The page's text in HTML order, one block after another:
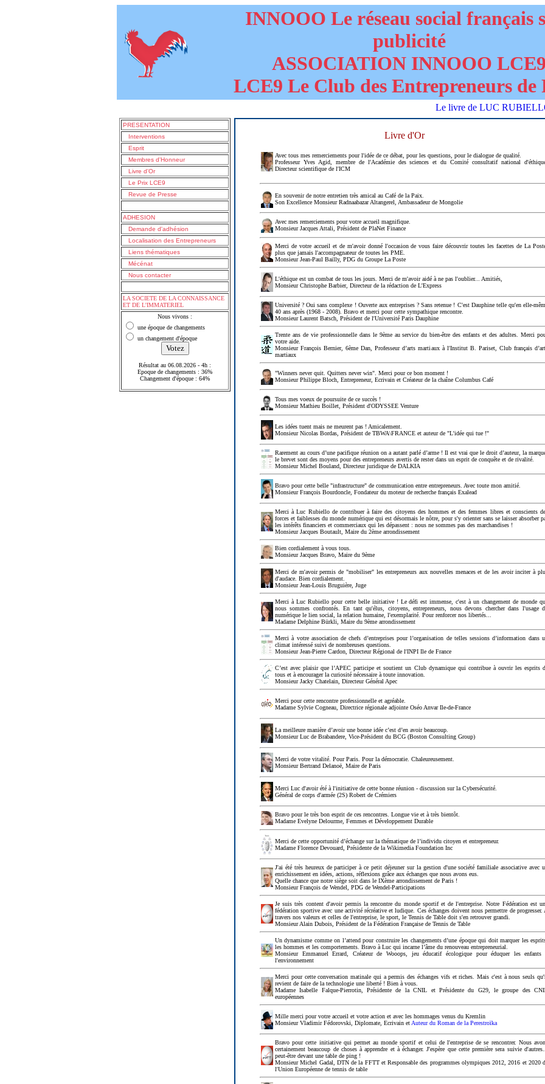
INNOOO Le réseau social français
publicité
ASSOCIATION INNOOO LCE9
LCE9 Le Club des Entrepreneurs de
Le livre de LUC RUBIELLO
PRESENTATION
Interventions
Esprit
Membres d'Honneur
Livre d'Or
Le Prix LCE9
Revue de Presse
ADHESION
Demande d'adhésion
Localisation des Entrepreneurs
Liens thématiques
Mécénat
Nous contacter
LA SOCIETE DE LA CONNAISSANCE
ET DE L'IMMATERIEL
Nous vivons :
une époque de changements
un changement d'époque
Résultat au 06.08.2026 - 4h :
Epoque de changements : 36%
Changement d'époque : 64%
Livre d'Or
Avec tous mes remerciements pour l'idée de ce débat, pour les questions, pour le dialogue de qualité.
Professeur Yves Agid, membre de l'Académie des sciences et du Comité consultatif national
Directeur scientifique de l'ICM
En souvenir de notre entretien très amical au Café de la Paix.
Son Excellence Monsieur Radnaabazar Altangerel, Ambassadeur de Mongolie
Avec mes remerciements pour votre accueil magnifique.
Monsieur Jacques Attali, Président de PlaNet Finance
Merci de votre accueil et de m'avoir donné l'occasion de vous faire découvrir toutes les facettes de La
plus que jamais l'accompagnateur de toutes les PME.
Monsieur Jean-Paul Bailly, PDG du Groupe La Poste
L'éthique est un combat de tous les jours. Merci de m'avoir aidé à ne pas l'oublier... Amitiés,
Monsieur Christophe Barbier, Directeur de la rédaction de L'Express
Université ? Oui sans complexe ! Ouverte aux entreprises ? Sans retenue ! C'est Dauphine telle qu'en elle-
40 ans après (1968 - 2008). Bravo et merci pour cette sympathique rencontre.
Monsieur Laurent Batsch, Président de l'Université Paris Dauphine
Trente ans de vie professionnelle dans le 9ème au service du bien-être des enfants et des adultes. Merci
votre aide.
Monsieur François Bernier, 6ème Dan, Professeur d’arts martiaux à l'Institut B. Pariset, Club français
martiaux
"Winners never quit. Quitters never win". Merci pour ce bon moment !
Monsieur Philippe Bloch, Entrepreneur, Ecrivain et Créateur de la chaîne Columbus Café
Tous mes voeux de poursuite de ce succès !
Monsieur Mathieu Boillet, Président d'ODYSSEE Venture
Les idées tuent mais ne meurent pas ! Amicalement.
Monsieur Nicolas Bordas, Président de TBWA\FRANCE et auteur de "L'idée qui tue !"
Rarement au cours d’une pacifique réunion on a autant parlé d’arme ! Il est vrai que le droit d’auteur, la
le brevet sont des moyens pour des entrepreneurs avertis de rester dans un esprit de conquête et de rivalité.
Monsieur Michel Bouland, Directeur juridique de DALKIA
Bravo pour cette belle "infrastructure" de communication entre entrepreneurs. Avec toute mon amitié.
Monsieur François Bourdoncle, Fondateur du moteur de recherche français Exalead
Merci à Luc Rubiello de contribuer à faire des citoyens des hommes et des femmes libres et conscients
forces et faiblesses du monde numérique qui est désormais le nôtre, pour s'y orienter sans se laisser absorber
les intérêts financiers et commerciaux qui les dépassent : nous ne sommes pas des marchandises !
Monsieur Jacques Boutault, Maire du 2ème arrondissement
Bien cordialement à vous tous.
Monsieur Jacques Bravo, Maire du 9ème
Merci de m'avoir permis de "mobiliser" les entrepreneurs aux nouvelles menaces et de les avoir inciter à
d'audace. Bien cordialement.
Monsieur Jean-Louis Bruguière, Juge
Merci à Luc Rubiello pour cette belle initiative ! Le défi est immense, c'est à un changement de monde
nous sommes confrontés. En tant qu'élus, citoyens, entrepreneurs, nous devons chercher dans l'usage
numérique le lien social, la relation humaine, l'exemplarité. Pour renforcer nos libertés...
Madame Delphine Bürkli, Maire du 9ème arrondissement
Merci à votre association de chefs d’entreprises pour l’organisation de telles sessions d’information dans
climat intéressé suivi de nombreuses questions.
Monsieur Jean-Pierre Cardon, Directeur Régional de l'INPI Ile de France
C’est avec plaisir que l’APEC participe et soutient un Club dynamique qui contribue à ouvrir les esprits
tous et à encourager la curiosité nécessaire à toute innovation.
Monsieur Jacky Chatelain, Directeur Général Apec
Merci pour cette rencontre professionnelle et agréable.
Madame Sylvie Cogneau, Directrice régionale adjointe Oséo Anvar Ile-de-France
La meilleure manière d’avoir une bonne idée c’est d’en avoir beaucoup.
Monsieur Luc de Brabandere, Vice-Président du BCG (Boston Consulting Group)
Merci de votre vitalité. Pour Paris. Pour la démocratie. Chaleureusement.
Monsieur Bertrand Delanoë, Maire de Paris
Merci Luc d'avoir été à l'initiative de cette bonne réunion - discussion sur la Cybersécurité.
Général de corps d'armée (2S) Robert de Crémiers
Bravo pour le très bon esprit de ces rencontres. Longue vie et à très bientôt.
Madame Evelyne Delourme, Femmes et Développement Durable
Merci de cette opportunité d’échange sur la thématique de l’individu citoyen et entrepreneur.
Madame Florence Devouard, Présidente de la Wikimedia Foundation Inc
J'ai été très heureux de participer à ce petit déjeuner sur la gestion d'une société familiale associative avec
enrichissement en idées, actions, réflexions grâce aux échanges que nous avons eus.
Quelle chance que notre siège soit dans le IXème arrondissement de Paris !
Monsieur François de Wendel, PDG de Wendel-Participations
Je suis très content d'avoir permis la rencontre du monde sportif et de l'entreprise. Notre Fédération est
fédération sportive avec une activité récréative et ludique. Ces échanges doivent nous permettre de progresser.
travers nos valeurs et celles de l'entreprise, le sport, le Tennis de Table doit s'en retrouver grandi.
Monsieur Alain Dubois, Président de la Fédération Française de Tennis de Table
Un dynamisme comme on l’attend pour construire les changements d’une époque qui doit marquer les
les hommes et les comportements. Bravo à Luc qui incarne l’âme du renouveau entrepreneurial.
Monsieur Emmanuel Errard, Créateur de Wooops, jeu éducatif écologique pour éduquer les enfants
l'environnement
Merci pour cette conversation matinale qui a permis des échanges vifs et riches. Mais c'est à nous seuls
revient de faire de la technologie une liberté ! Bien à vous.
Madame Isabelle Falque-Pierrotin, Présidente de la CNIL et Présidente du G29, le groupe des
européennes
Mille merci pour votre accueil et votre action et avec les hommages venus du Kremlin
Monsieur Vladimir Fédorovski, Diplomate, Ecrivain et Auteur du Roman de la Perestroïka
Bravo pour cette initiative qui permet au monde sportif et celui de l'entreprise de se rencontrer. Nous
certainement beaucoup de choses à apprendre et à échanger. J'espère que cette première sera suivie d'autres...
peut-être devant une table de ping !
Monsieur Michel Gadal, DTN de la FFTT et Responsable des programmes olympiques 2012, 2016 et 2020
l'Union Européenne de tennis de table